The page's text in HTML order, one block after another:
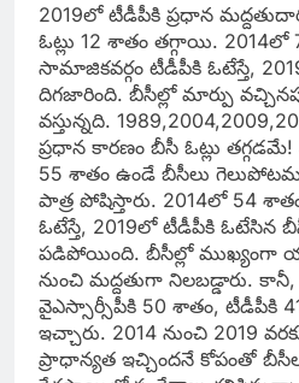
2019లో టీడీపీకి ప్రధాన
ఓట్లు 12 శాతం తగ్గాయి. 2014లో
సామాజికవర్గం టీడీపీకి ఓటేస్తే,
దిగజారింది. బీసీల్లో మార్పు
వస్తున్నది.
ప్రధాన కారణం బీసీ ఓట్లు
55 శాతం ఉండే బీసీలు
పాత్ర పోషిస్తారు. 2014లో 54
ఓటేస్తే, 2019లో టీడీపీకి ఓటేసిన
పడిపోయింది. బీసీల్లో ముఖ్యంగా
నుంచి మద్దతుగా నిలబడ్డారు.
వైఎస్సార్సీపీకి 50 శాతం, టీడీపీకి
ఇచ్చారు. 2014 నుంచి 2019
ప్రాధాన్యత ఇచ్చిందనే కోపంతో